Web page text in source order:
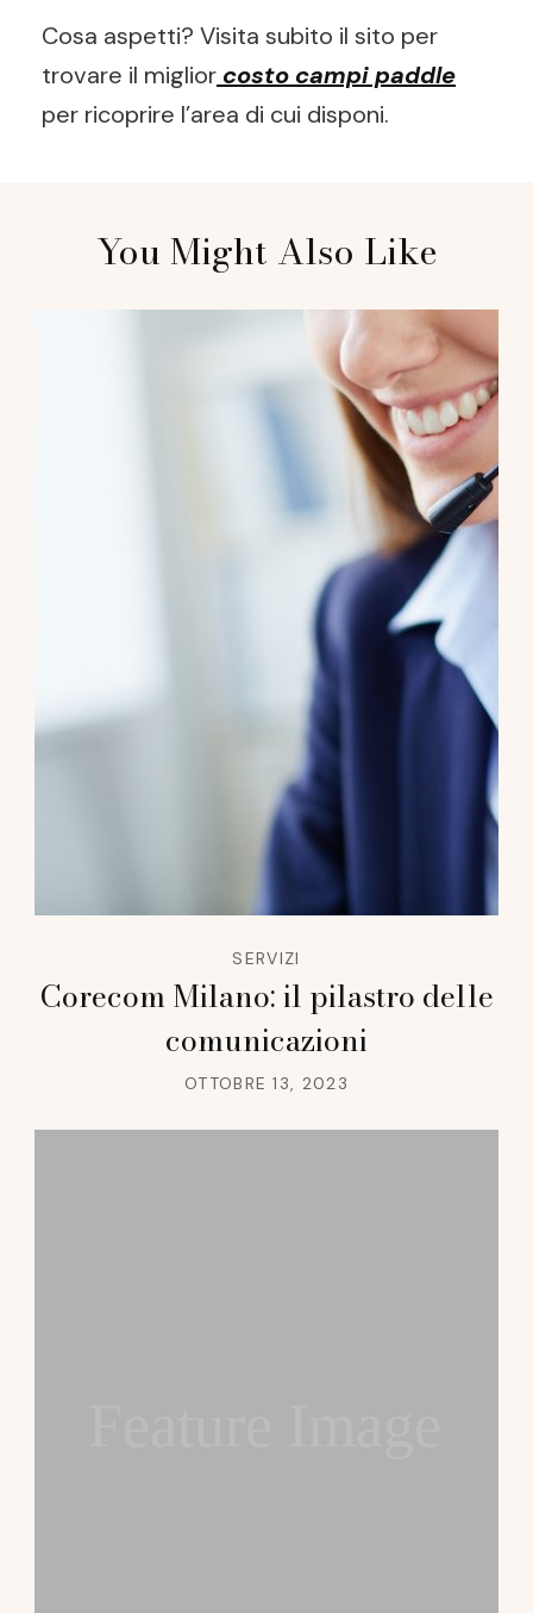
Cosa aspetti? Visita subito il sito per
trovare il miglior costo campi paddle
per ricoprire l’area di cui disponi.
Navigation
You Might Also Like
SERVIZI
Corecom Milano: il pilastro delle
comunicazioni
OTTOBRE 13, 2023